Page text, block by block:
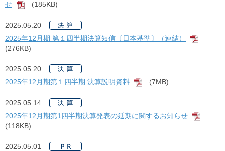
せ
[PDF]
(185KB)
2025.05.20
2025年12月期 第１四半期決算短信〔日本基準〕（連結）
(276KB)
2025.05.20
2025年12月期第１四半期 決算説明資料
[PDF]
(7MB)
2025.05.14
2025年12月期第1四半期決算発表の延期に関するお知らせ
(118KB)
2025.05.01